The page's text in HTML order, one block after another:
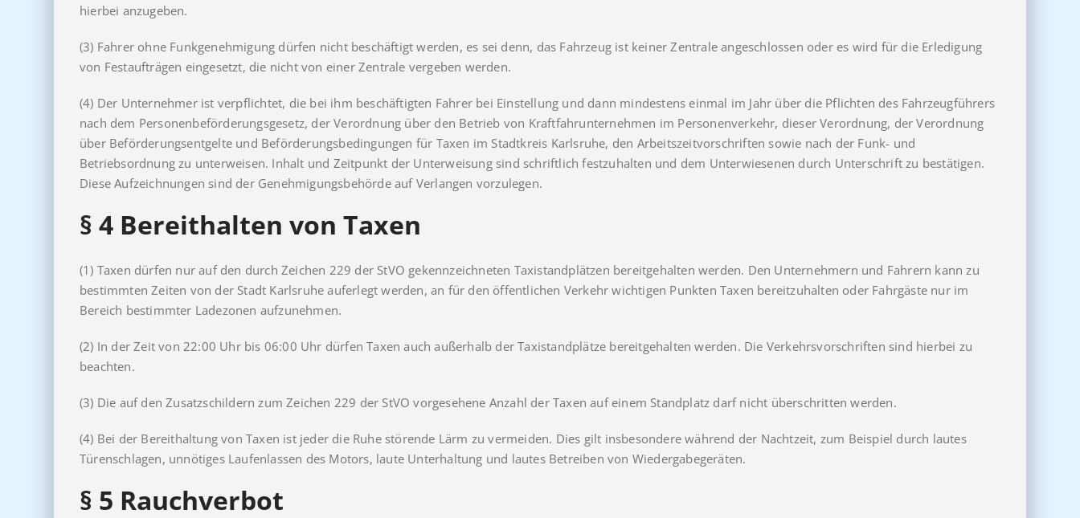
hierbei anzugeben.
(3) Fahrer ohne Funkgenehmigung dürfen nicht beschäftigt werden, es sei denn, das Fahrzeug ist keiner Zentrale angeschlossen oder es wird für die Erledigung
von Festaufträgen eingesetzt, die nicht von einer Zentrale vergeben werden.
(4) Der Unternehmer ist verpflichtet, die bei ihm beschäftigten Fahrer bei Einstellung und dann mindestens einmal im Jahr über die Pflichten des Fahrzeugführers
nach dem Personenbeförderungsgesetz, der Verordnung über den Betrieb von Kraftfahrunternehmen im Personenverkehr, dieser Verordnung, der Verordnung
über Beförderungsentgelte und Beförderungsbedingungen für Taxen im Stadtkreis Karlsruhe, den Arbeitszeitvorschriften sowie nach der Funk- und
Betriebsordnung zu unterweisen. Inhalt und Zeitpunkt der Unterweisung sind schriftlich festzuhalten und dem Unterwiesenen durch Unterschrift zu bestätigen.
Diese Aufzeichnungen sind der Genehmigungsbehörde auf Verlangen vorzulegen.
§ 4 Bereithalten von Taxen
(1) Taxen dürfen nur auf den durch Zeichen 229 der StVO gekennzeichneten Taxistandplätzen bereitgehalten werden. Den Unternehmern und Fahrern kann zu
bestimmten Zeiten von der Stadt Karlsruhe auferlegt werden, an für den öffentlichen Verkehr wichtigen Punkten Taxen bereitzuhalten oder Fahrgäste nur im
Bereich bestimmter Ladezonen aufzunehmen.
(2) In der Zeit von 22:00 Uhr bis 06:00 Uhr dürfen Taxen auch außerhalb der Taxistandplätze bereitgehalten werden. Die Verkehrsvorschriften sind hierbei zu
beachten.
(3) Die auf den Zusatzschildern zum Zeichen 229 der StVO vorgesehene Anzahl der Taxen auf einem Standplatz darf nicht überschritten werden.
(4) Bei der Bereithaltung von Taxen ist jeder die Ruhe störende Lärm zu vermeiden. Dies gilt insbesondere während der Nachtzeit, zum Beispiel durch lautes
Türenschlagen, unnötiges Laufenlassen des Motors, laute Unterhaltung und lautes Betreiben von Wiedergabegeräten.
§ 5 Rauchverbot